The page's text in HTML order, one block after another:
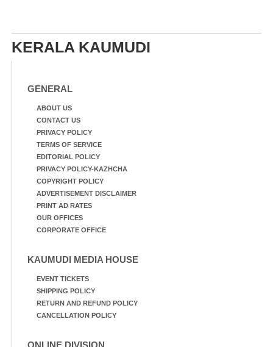
KERALA KAUMUDI
GENERAL
ABOUT US
CONTACT US
PRIVACY POLICY
TERMS OF SERVICE
EDITORIAL POLICY
PRIVACY POLICY-KAZHCHA
COPYRIGHT POLICY
ADVERTISEMENT DISCLAIMER
PRINT AD RATES
OUR OFFICES
CORPORATE OFFICE
KAUMUDI MEDIA HOUSE
EVENT TICKETS
SHIPPING POLICY
RETURN AND REFUND POLICY
CANCELLATION POLICY
ONLINE DIVISION